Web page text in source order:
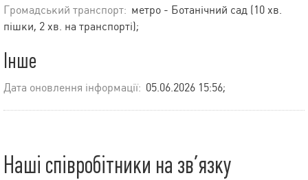
Громадський транспорт: метро - Ботанічний сад (10 хв.
пішки, 2 хв. на транспорті);
Інше
Дата оновлення інформації: 05.06.2026 15:56;
Наші співробітники на зв’язку